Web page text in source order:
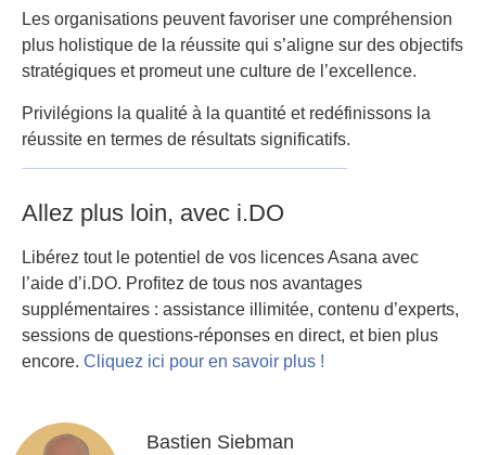
Les organisations peuvent favoriser une compréhension
plus holistique de la réussite qui s’aligne sur des objectifs
stratégiques et promeut une culture de l’excellence.
Privilégions la qualité à la quantité et redéfinissons la
réussite en termes de résultats significatifs.
Allez plus loin, avec i.DO
Libérez tout le potentiel de vos licences Asana avec
l’aide d’i.DO. Profitez de tous nos avantages
supplémentaires : assistance illimitée, contenu d’experts,
sessions de questions-réponses en direct, et bien plus
encore. Cliquez ici pour en savoir plus !
Bastien Siebman